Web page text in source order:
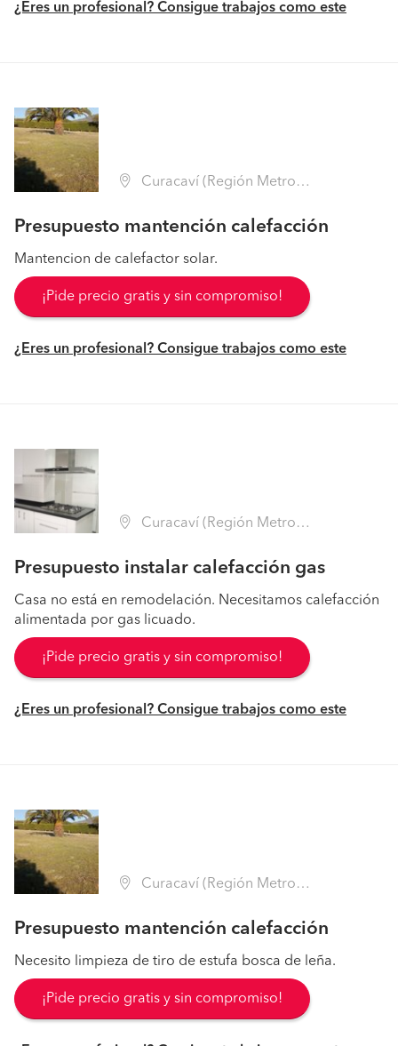
¿Eres un profesional? Consigue trabajos como este
Curacaví (Región Metropolitana - Melipilla)
Presupuesto mantención calefacción
Mantencion de calefactor solar.
¡Pide precio gratis y sin compromiso!
¿Eres un profesional? Consigue trabajos como este
Curacaví (Región Metropolitana - Melipilla)
Presupuesto instalar calefacción gas
Casa no está en remodelación. Necesitamos calefacción
alimentada por gas licuado.
¡Pide precio gratis y sin compromiso!
¿Eres un profesional? Consigue trabajos como este
Curacaví (Región Metropolitana - Melipilla)
Presupuesto mantención calefacción
Necesito limpieza de tiro de estufa bosca de leña.
¡Pide precio gratis y sin compromiso!